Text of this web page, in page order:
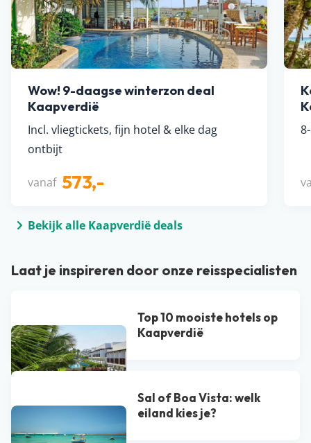
Wow! 9-daagse winterzon deal
Kaapverdië
Incl. vliegtickets, fijn hotel & elke dag
ontbijt
vanaf 573,-
Bekijk alle Kaapverdië deals
Laat je inspireren door onze reisspecialisten
Top 10 mooiste hotels op
Kaapverdië
Sal of Boa Vista​: welk
eiland kies je?